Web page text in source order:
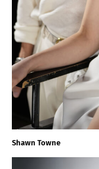
Shawn Towne